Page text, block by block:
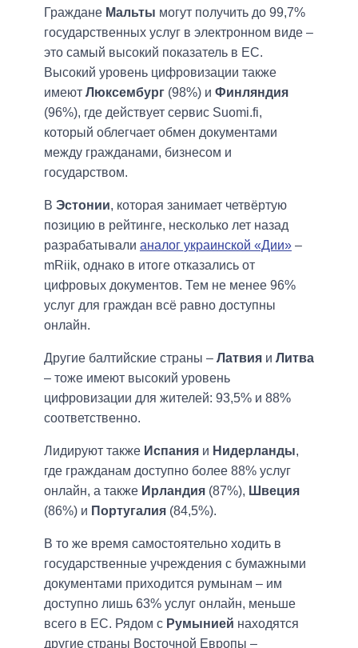
Граждане Мальты могут получить до 99,7%
государственных услуг в электронном виде –
это самый высокий показатель в ЕС.
Высокий уровень цифровизации также
имеют Люксембург (98%) и Финляндия
(96%), где действует сервис Suomi.fi,
который облегчает обмен документами
между гражданами, бизнесом и
государством.
В Эстонии, которая занимает четвёртую
позицию в рейтинге, несколько лет назад
разрабатывали аналог украинской «Дии» –
mRiik, однако в итоге отказались от
цифровых документов. Тем не менее 96%
услуг для граждан всё равно доступны
онлайн.
Другие балтийские страны – Латвия и Литва
– тоже имеют высокий уровень
цифровизации для жителей: 93,5% и 88%
соответственно.
Лидируют также Испания и Нидерланды,
где гражданам доступно более 88% услуг
онлайн, а также Ирландия (87%), Швеция
(86%) и Португалия (84,5%).
В то же время самостоятельно ходить в
государственные учреждения с бумажными
документами приходится румынам – им
доступно лишь 63% услуг онлайн, меньше
всего в ЕС. Рядом с Румынией находятся
другие страны Восточной Европы –